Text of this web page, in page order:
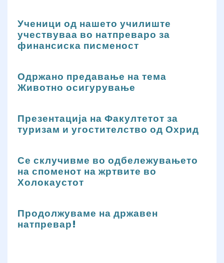
Ученици од нашето училиште
учествуваа во натпреваро за
финансиска писменост
Одржано предавање на тема
Животно осигурување
Презентација на Факултетот за
туризам и угостителство од Охрид
Се склучивме во одбележувањето
на споменот на жртвите во
Холокаустот
Продолжуваме на државен
натпревар!